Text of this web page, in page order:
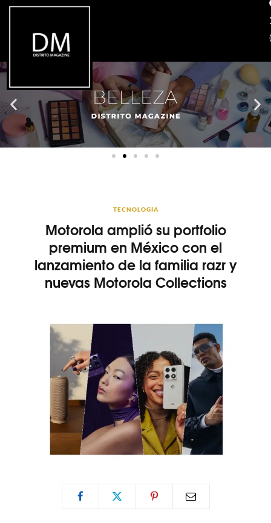
TECNOLOGÍA
Motorola amplió su portfolio
premium en México con el
lanzamiento de la familia razr y
nuevas Motorola Collections